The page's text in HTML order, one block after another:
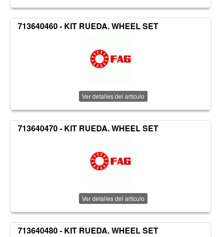
713640460 - KIT RUEDA. WHEEL SET
Ver detalles del artículo
713640470 - KIT RUEDA. WHEEL SET
Ver detalles del artículo
713640480 - KIT RUEDA. WHEEL SET